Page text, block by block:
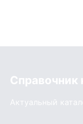
Справочник
Актуальный